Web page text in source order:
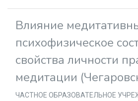
Влияние
психофизическое
свойства личности
медитации
ЧАСТНОЕ ОБРАЗОВАТЕЛЬНОЕ